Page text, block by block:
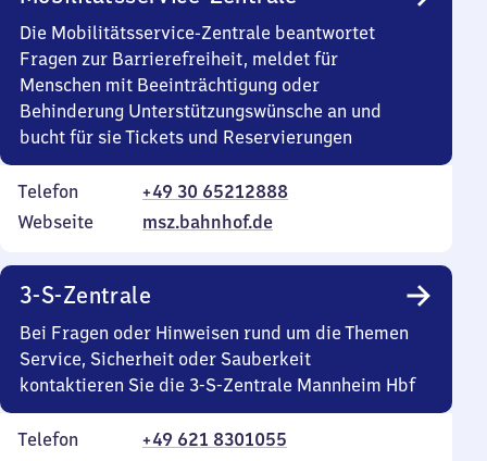
Die Mobilitätsservice-Zentrale beantwortet
Fragen zur Barrierefreiheit, meldet für
Menschen mit Beeinträchtigung oder
Behinderung Unterstützungswünsche an und
bucht für sie Tickets und Reservierungen
Telefon
+49 30 65212888
Webseite
msz.bahnhof.de
3-S-Zentrale
Bei Fragen oder Hinweisen rund um die Themen
Service, Sicherheit oder Sauberkeit
kontaktieren Sie die 3-S-Zentrale Mannheim Hbf
Telefon
+49 621 8301055